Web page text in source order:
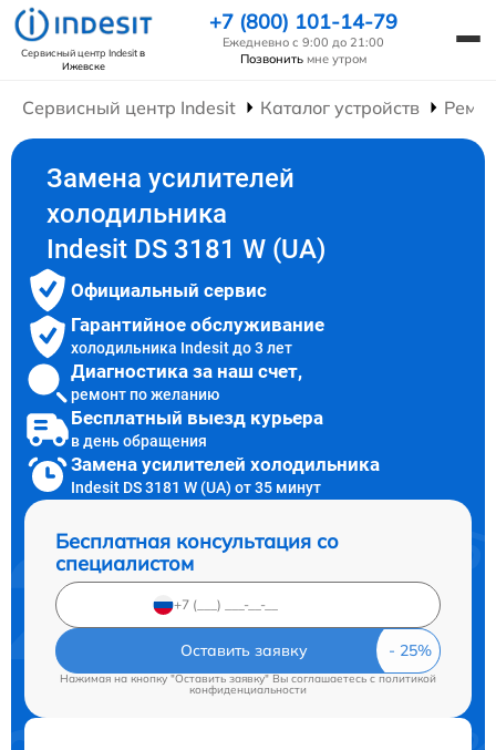
Сервисный центр Indesitв
Ижевске
+7 (800) 101-14-79
Ежедневно с 9:00 до 21:00
Позвонить мне утром
Сервисный центр Indesit Каталог устройств
Замена усилителей
холодильника
Indesit DS 3181 W (UA)
Официальный сервис
Гарантийное обслуживание
холодильника Indesit до 3 лет
Диагностика за наш счет,
ремонт по желанию
Бесплатный выезд курьера
в день обращения
Замена усилителей холодильника
Indesit DS 3181 W (UA) от 35 минут
Бесплатная консультация со
специалистом
Оставить заявку
Нажимая на кнопку "Оставить заявку" Вы соглашаетесь cполитикой
конфиденциальности